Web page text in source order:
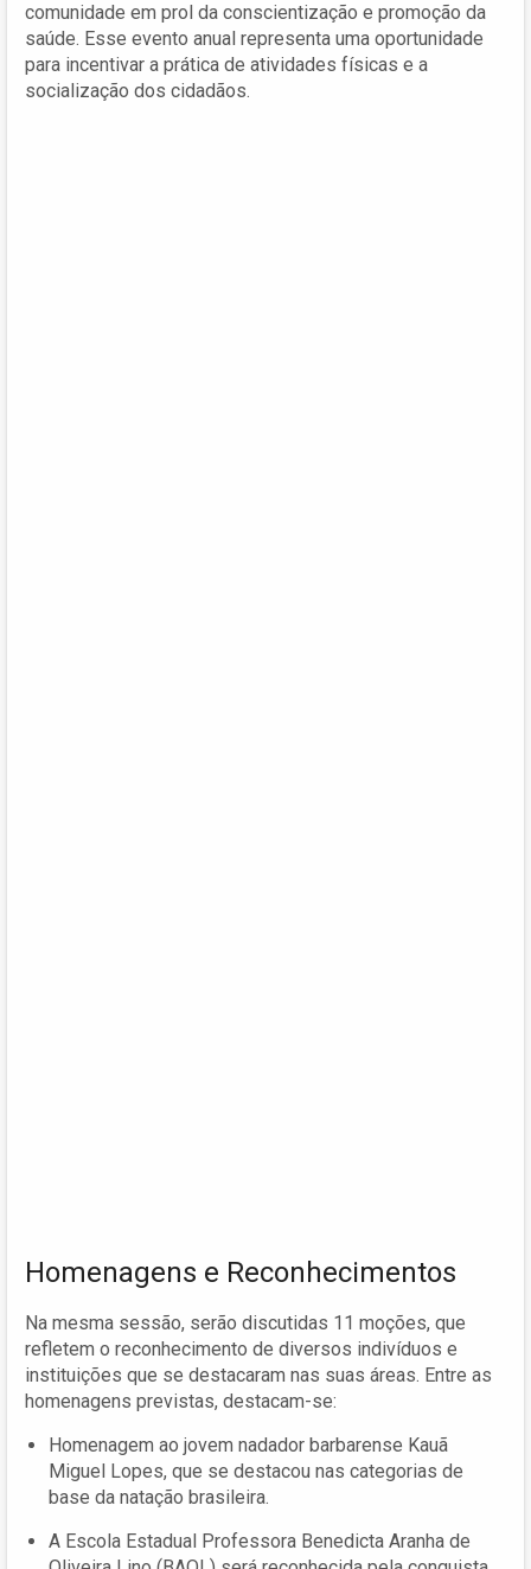
comunidade em prol da conscientização e promoção da
saúde. Esse evento anual representa uma oportunidade
para incentivar a prática de atividades físicas e a
socialização dos cidadãos.
Homenagens e Reconhecimentos
Na mesma sessão, serão discutidas 11 moções, que
refletem o reconhecimento de diversos indivíduos e
instituições que se destacaram nas suas áreas. Entre as
homenagens previstas, destacam-se:
Homenagem ao jovem nadador barbarense Kauã
Miguel Lopes, que se destacou nas categorias de
base da natação brasileira.
A Escola Estadual Professora Benedicta Aranha de